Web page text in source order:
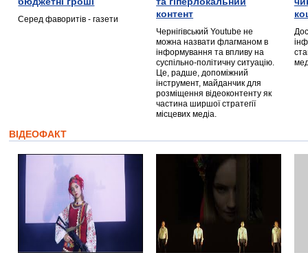
Серед фаворитів - газети
контент
Чернігівський Youtube не
можна назвати флагманом в
інформування та впливу на
суспільно-політичну ситуацію.
Це, радше, допоміжний
інструмент, майданчик для
розміщення відеоконтенту як
частина ширшої стратегії
місцевих медіа.
ВІДЕОФАКТ